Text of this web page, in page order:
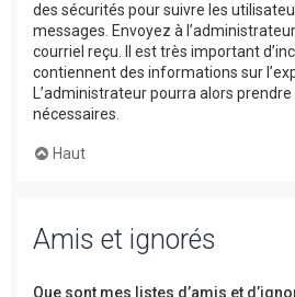
des sécurités pour suivre les
messages. Envoyez à
courriel reçu. Il est très important
contiennent des informations sur
L’administrateur pourra alors
nécessaires.
Haut
Amis et ignorés
Que sont mes listes d’amis et